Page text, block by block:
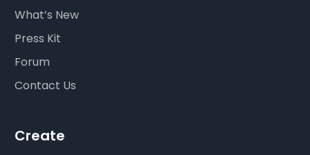
What’s New
Press Kit
Forum
Contact Us
Create